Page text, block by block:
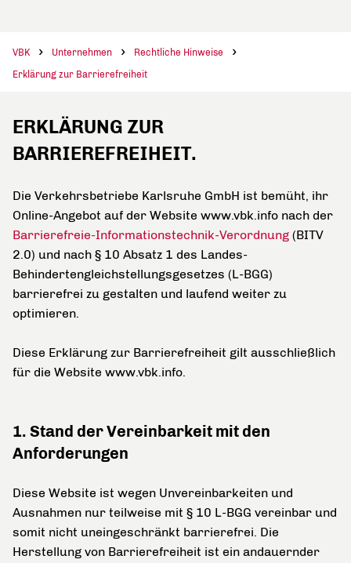
VBK Unternehmen
Rechtliche Hinweise
Erklärung zur Barrierefreiheit
ERKLÄRUNG ZUR
BARRIEREFREIHEIT.
Die Verkehrsbetriebe Karlsruhe GmbH ist bemüht, ihr
Online-Angebot auf der Website www.vbk.info nach der
Barrierefreie-Informationstechnik-Verordnung (BITV
2.0) und nach § 10 Absatz 1 des Landes-
Behindertengleichstellungsgesetzes (L-BGG)
barrierefrei zu gestalten und laufend weiter zu
optimieren.
Diese Erklärung zur Barrierefreiheit gilt ausschließlich
für die Website www.vbk.info.
1. Stand der Vereinbarkeit mit den
Anforderungen
Diese Website ist wegen Unvereinbarkeiten und
Ausnahmen nur teilweise mit § 10 L-BGG vereinbar und
somit nicht uneingeschränkt barrierefrei. Die
Herstellung von Barrierefreiheit ist ein andauernder